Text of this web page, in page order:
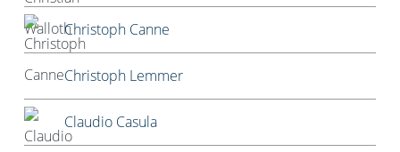
Christoph Canne
Christoph Lemmer
Claudio Casula